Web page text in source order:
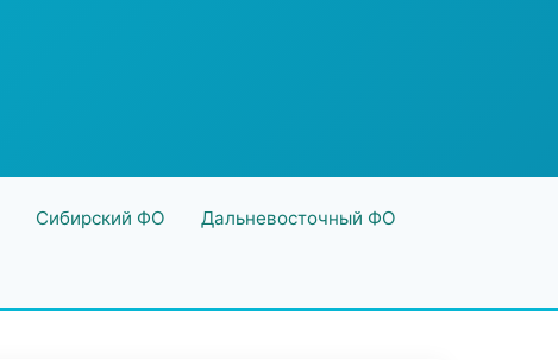
Сибирский ФО Дальневосточный ФО